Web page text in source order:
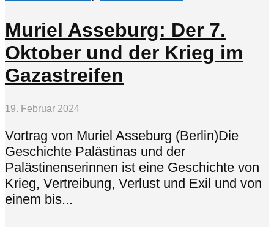
Muriel Asseburg: Der 7.
Oktober und der Krieg im
Gazastreifen
19. Februar 2024
Vortrag von Muriel Asseburg (Berlin)Die
Geschichte Palästinas und der
Palästinenserinnen ist eine Geschichte von
Krieg, Vertreibung, Verlust und Exil und von
einem bis...